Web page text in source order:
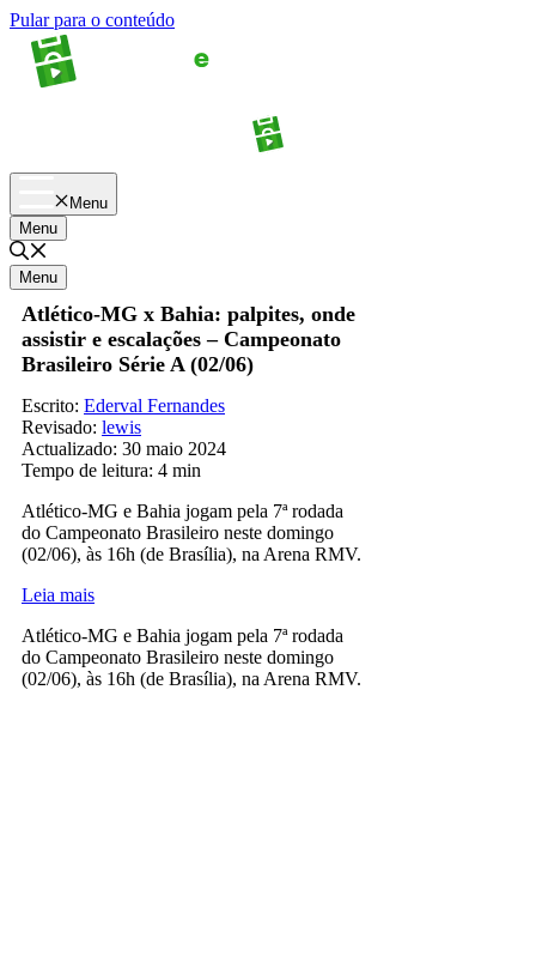
Pular para o conteúdo
Menu
Menu
Menu
Atlético-MG x Bahia: palpites, onde
assistir e escalações – Campeonato
Brasileiro Série A (02/06)
Escrito: Ederval Fernandes
Revisado: lewis
Actualizado: 30 maio 2024
Tempo de leitura: 4 min
Atlético-MG e Bahia jogam pela 7ª rodada
do Campeonato Brasileiro neste domingo
(02/06), às 16h (de Brasília), na Arena RMV.
Leia mais
Atlético-MG e Bahia jogam pela 7ª rodada
do Campeonato Brasileiro neste domingo
(02/06), às 16h (de Brasília), na Arena RMV.